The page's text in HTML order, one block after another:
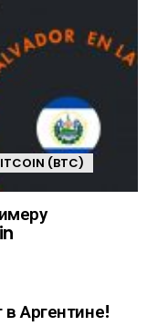
(BTC)
Аргентине!